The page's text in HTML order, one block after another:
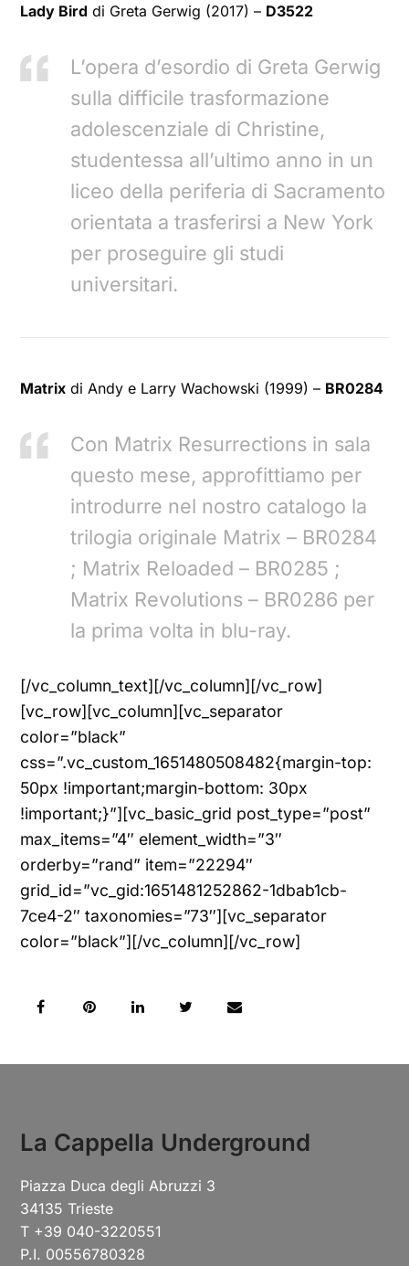
Lady Bird di Greta Gerwig (2017) – D3522
L’opera d’esordio di Greta Gerwig
sulla difficile trasformazione
adolescenziale di Christine,
studentessa all’ultimo anno in un
liceo della periferia di Sacramento
orientata a trasferirsi a New York
per proseguire gli studi
universitari.
Matrix di Andy e Larry Wachowski (1999) – BR0284
Con Matrix Resurrections in sala
questo mese, approfittiamo per
introdurre nel nostro catalogo la
trilogia originale Matrix – BR0284
; Matrix Reloaded – BR0285 ;
Matrix Revolutions – BR0286 per
la prima volta in blu-ray.
[/vc_column_text][/vc_column][/vc_row]
[vc_row][vc_column][vc_separator
color=”black”
css=”.vc_custom_1651480508482{margin-top:
50px !important;margin-bottom: 30px
!important;}”][vc_basic_grid post_type=”post”
max_items=”4″ element_width=”3″
orderby=”rand” item=”22294″
grid_id=”vc_gid:1651481252862-1dbab1cb-
7ce4-2″ taxonomies=”73″][vc_separator
color=”black”][/vc_column][/vc_row]
La Cappella Underground
Piazza Duca degli Abruzzi 3
34135 Trieste
T +39 040-3220551
P.I. 00556780328